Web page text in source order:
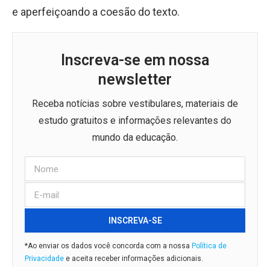
e aperfeiçoando a coesão do texto.
Inscreva-se em nossa
newsletter
Receba notícias sobre vestibulares, materiais de
estudo gratuitos e informações relevantes do
mundo da educação.
INSCREVA-SE
*Ao enviar os dados você concorda com a nossa Política de
Privacidade e aceita receber informações adicionais.